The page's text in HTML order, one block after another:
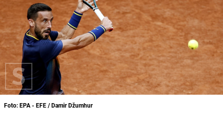
Foto: EPA - EFE / Damir Džumhur